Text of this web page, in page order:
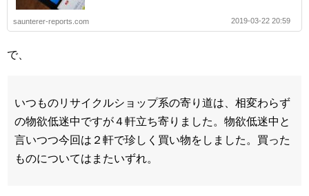
saunterer-reports.com 2019-03-22 20:59
で、
いつものリサイクルショップ系の寄り道は、相変わらず
の物欲低迷中ですが４軒立ち寄りました。物欲低迷中と
言いつつ今回は２軒で珍しく買い物をしました。買った
ものについてはまたいずれ。